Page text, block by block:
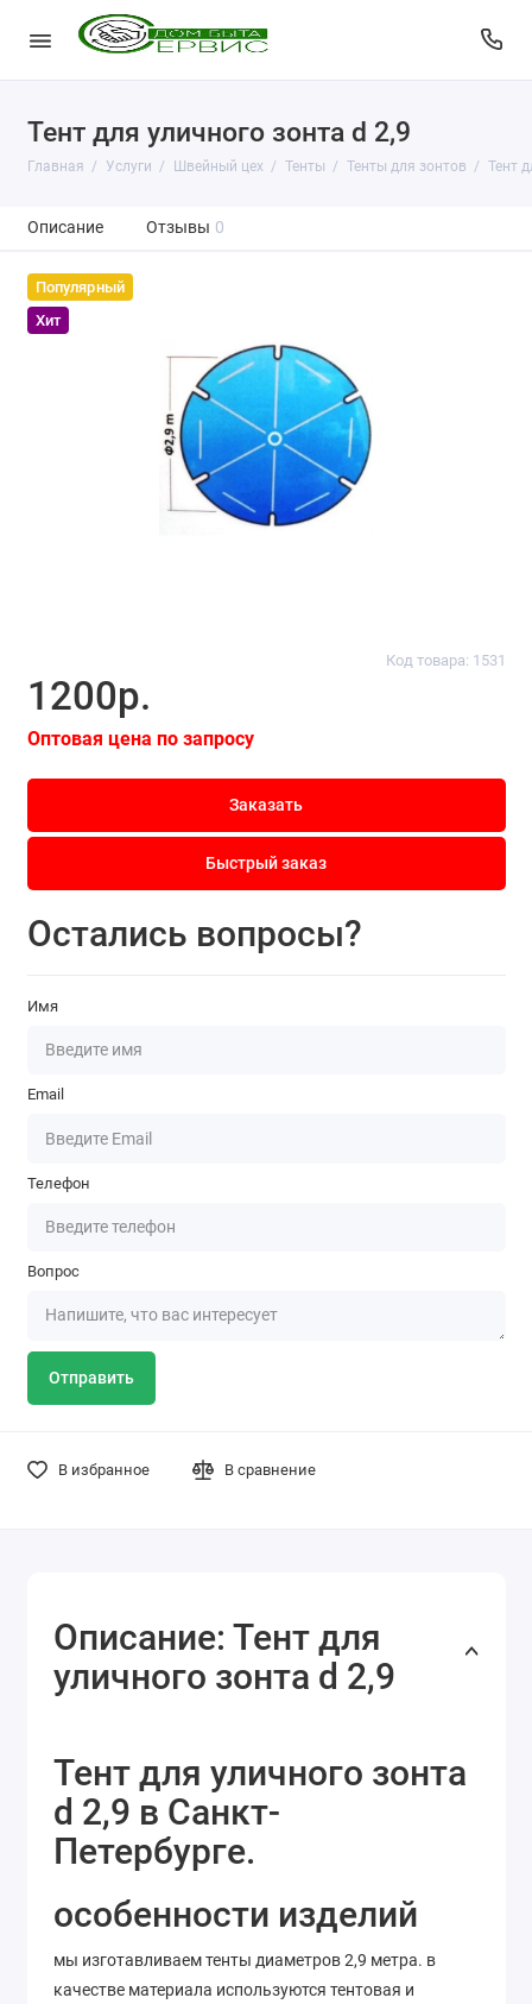
Тент для уличного зонта d 2,9
Главная Услуги Швейный цех Тенты Тенты для зонтов Тент
Описание Отзывы 0
Популярный
Хит
Код товара: 1531
1200р.
Оптовая цена по запросу
Заказать
Быстрый заказ
Остались вопросы?
Имя
Email
Телефон
Вопрос
Отправить
В избранное В сравнение
Описание: Тент для
уличного зонта d 2,9
Тент для уличного зонта
d 2,9 в Санкт-
Петербурге.
особенности изделий
мы изготавливаем тенты диаметров 2,9 метра. в
качестве материала используются тентовая и